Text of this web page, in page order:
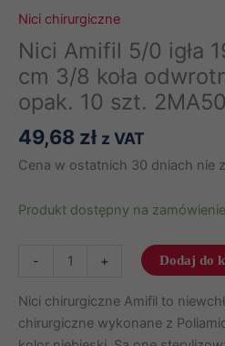
Nici chirurgiczne
Nici Amifil 5/0 igła
cm 3/8 koła
opak. 10 szt.
49,68 zł z VAT
Cena w ostatnich 30 dniach nie
Produkt dostępny na zamówienie
-
Amifil
5/0
igła
+ Dodaj do
Nici chirurgiczne Amifil to
chirurgiczne wykonane z